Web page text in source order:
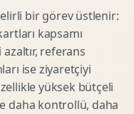
bir görev üstlenir:
kapsamı
referans
ise ziyaretçiyi
yüksek bütçeli
daha kontrollü, daha